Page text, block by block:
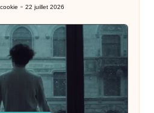
22 juillet 2026